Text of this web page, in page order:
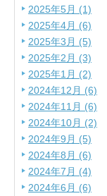
2025年5月 (1)
2025年4月 (6)
2025年3月 (5)
2025年2月 (3)
2025年1月 (2)
2024年12月 (6)
2024年11月 (6)
2024年10月 (2)
2024年9月 (5)
2024年8月 (6)
2024年7月 (4)
2024年6月 (6)